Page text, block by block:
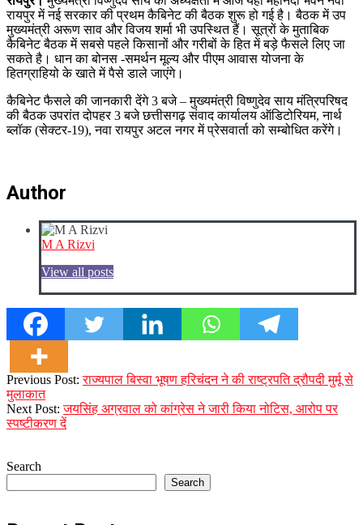
रायपुर में नई सरकार की प्रथम कैबिनेट की बैठक शुरू हो गई है। बैठक में उप
मुख्यमंत्री अरूण साव और विजय शर्मा भी उपस्थित हैं। सूत्रों के मुताबिक
कैबिनेट बैठक में सबसे पहले किसानों और गरीबों के हित में बड़े फैसले लिए जा
सकते है। धान का बोनस -समर्थन मूल्य और पीएम आवास योजना के
हितग्राहियो के खाते में पैसे डाले जाएंगे।
कैबिनेट फैसले की जानकारी देंगे 3 बजे – मुख्यमंत्री विष्णुदेव साय मंत्रिपरिषद
की बैठक उपरांत दोपहर 3 बजे छत्तीसगढ़ संवाद कार्यालय ऑडिटोरियम, नार्थ
ब्लॉक (सेक्टर-19), नवा रायपुर अटल नगर में प्रेसवार्ता को सम्बोधित करेंगे।
Author
M A Rizvi
View all posts
2023-
12-
14
Previous Post:राज्यपाल बिस्वा भूषण हरिचंदन ने की राष्ट्रपति द्रौपदी मुर्मू से
मुलाकात
Next Post:जयसिंह अग्रवाल को कांग्रेस ने जारी किया नोटिस, आरोप पर
स्पष्टीकरण दें
Search
Search